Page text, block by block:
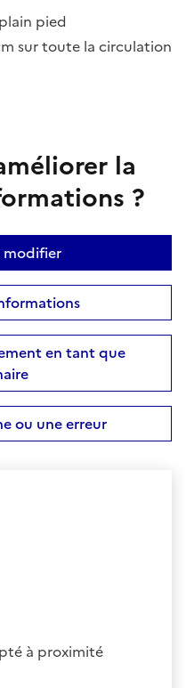
pied
sur toute la circulation
la
?
modifier
en tant que
ou une erreur
à proximité